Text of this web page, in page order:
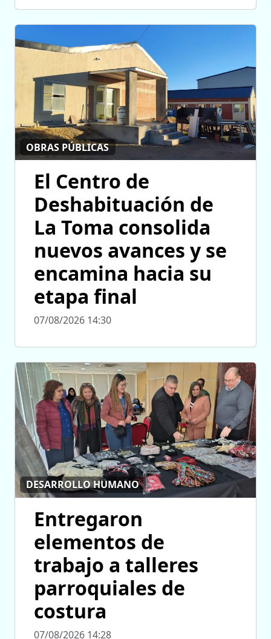
OBRAS PÚBLICAS
El Centro de
Deshabituación de
La Toma consolida
nuevos avances y se
encamina hacia su
etapa final
07/08/2026 14:30
DESARROLLO HUMANO
Entregaron
elementos de
trabajo a talleres
parroquiales de
costura
07/08/2026 14:28